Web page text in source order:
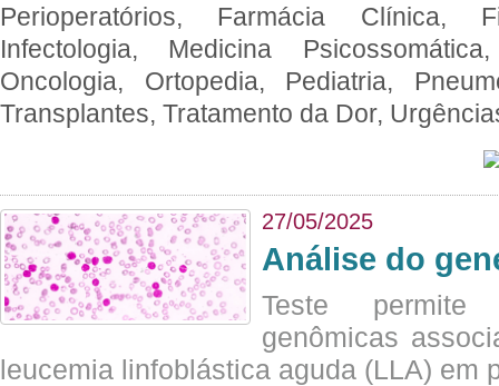
Perioperatórios, Farmácia Clínica,
Infectologia, Medicina
Oncologia, Ortopedia, Pediatria,
Transplantes, Tratamento da Dor,
27/05/2025
Análise do
Teste permite
genômicas
leucemia linfoblástica aguda (LLA) em